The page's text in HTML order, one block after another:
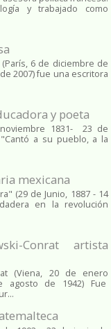
y trabajado como
6 de diciembre de
2007) fue una escritora
y poeta
1831- 23 de
"Cantó a su pueblo, a la
mexicana
(29 de Junio, 1887 - 14
en la revolución
Conrat artista
(Viena, 20 de enero
agosto de 1942) Fue